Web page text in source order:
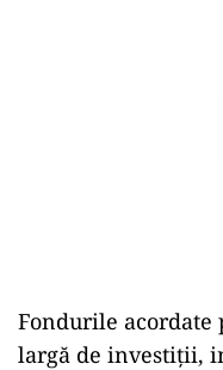
Fondurile acordate
largă de investiții,